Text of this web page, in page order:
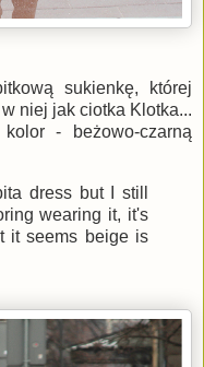
sukienkę, której
niej jak ciotka Klotka...
- beżowo-czarną
dress but I still
wearing it, it's
it seems beige is